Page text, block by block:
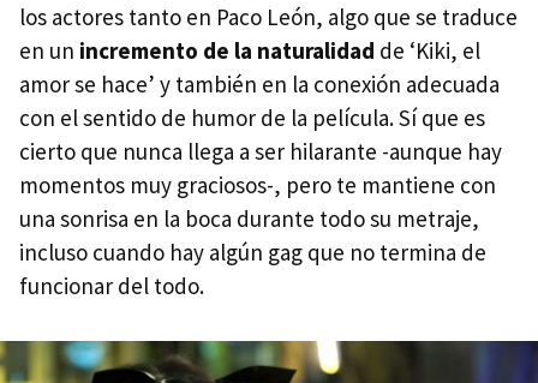
los actores tanto en Paco León, algo que se traduce
en un incremento de la naturalidad de ‘Kiki, el
amor se hace’ y también en la conexión adecuada
con el sentido de humor de la película. Sí que es
cierto que nunca llega a ser hilarante -aunque hay
momentos muy graciosos-, pero te mantiene con
una sonrisa en la boca durante todo su metraje,
incluso cuando hay algún gag que no termina de
funcionar del todo.